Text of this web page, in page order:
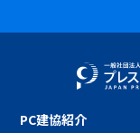
PC建協紹介